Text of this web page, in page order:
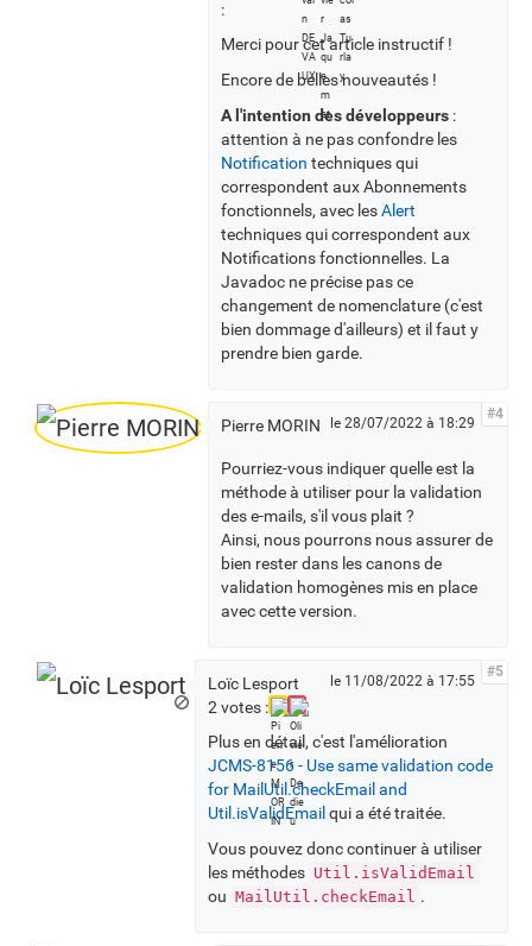
:
t
o
s
l
e
s
v
o
t
a
n
t
Merci pour cet article instructif !
Encore de belles nouveautés !
A l'intention des développeurs :
attention à ne pas confondre les
Notification techniques qui
correspondent aux Abonnements
fonctionnels, avec lesAlert
techniques qui correspondent aux
Notifications fonctionnelles. La
Javadoc ne précise pas ce
changement de nomenclature (c'est
bien dommage d'ailleurs) et il faut y
prendre bien garde.
Pierre MORIN le 28/07/2022 à 18:29
#4
Pourriez-vous indiquer quelle est la
méthode à utiliser pour la validation
des e-mails, s'il vous plait ?
Ainsi, nous pourrons nous assurer de
bien rester dans les canons de
validation homogènes mis en place
avec cette version.
Loïc Lesport
2 votes :
le 11/08/2022 à 17:55
#5
Plus en détail, c'est l'amélioration
JCMS-8156 - Use same validation code
for MailUtil.checkEmail and
Util.isValidEmailqui a été traitée.
Vous pouvez donc continuer à utiliser
les méthodes Util.isValidEmail
ou MailUtil.checkEmail .